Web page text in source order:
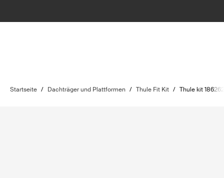
Startseite / Dachträger und Plattformen / Thule Fit Kit / Thule kit 186262